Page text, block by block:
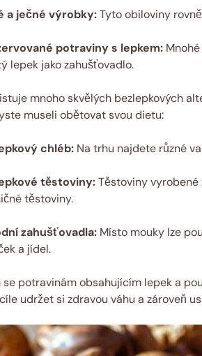
a ječné výrobky:Tyto obiloviny
potraviny s lepkem:
lepek jako zahušťovadlo.
mnoho skvělých bezlepkových
museli obětovat svou dietu:
chléb: Na trhu najdete různé
těstoviny:Těstoviny vyrobené
těstoviny.
zahušťovadla: Místo mouky lze
a jídel.
potravinám obsahujícím lepek a
udržet si zdravou váhu a zároveň